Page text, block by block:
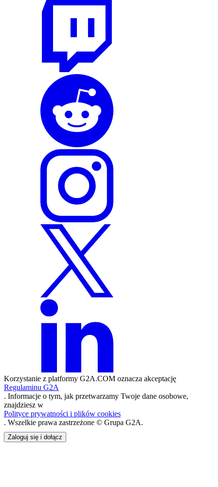
Korzystanie z platformy G2A.COM oznacza akceptację
Regulaminu G2A
. Informacje o tym, jak przetwarzamy Twoje dane osobowe,
znajdziesz w
Polityce prywatności i plików cookies
. Wszelkie prawa zastrzeżone © Grupa G2A.
Zaloguj się i dołącz